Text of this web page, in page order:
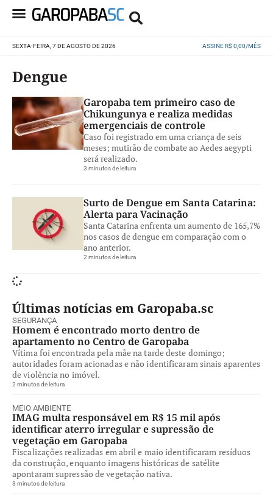
SEXTA-FEIRA, 7 DE AGOSTO DE 2026 ASSINE R$ 0,00/MÊS
Dengue
Garopaba tem primeiro caso de
Chikungunya e realiza medidas
emergenciais de controle
Caso foi registrado em uma criança de seis
meses; mutirão de combate ao Aedes aegypti
será realizado.
3 minutos de leitura
Surto de Dengue em Santa Catarina:
Alerta para Vacinação
Santa Catarina enfrenta um aumento de 165,7%
nos casos de dengue em comparação com o
ano anterior.
2 minutos de leitura
Últimas notícias em Garopaba.sc
SEGURANÇA
Homem é encontrado morto dentro de
apartamento no Centro de Garopaba
Vítima foi encontrada pela mãe na tarde deste domingo;
autoridades foram acionadas e não identificaram sinais aparentes
de violência no imóvel.
2 minutos de leitura
MEIO AMBIENTE
IMAG multa responsável em R$ 15 mil após
identificar aterro irregular e supressão de
vegetação em Garopaba
Fiscalizações realizadas em abril e maio identificaram resíduos
da construção, enquanto imagens históricas de satélite
apontaram supressão de vegetação nativa.
3 minutos de leitura